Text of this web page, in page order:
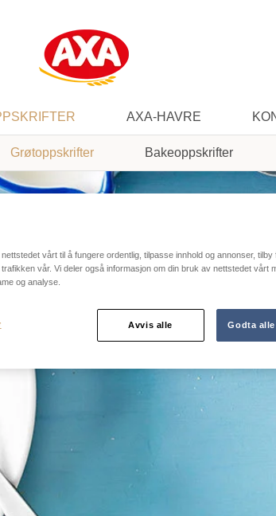
AXA-HAVRE
Grøtoppskrifter Bakeoppskrifter
vårt til å fungere ordentlig, tilpasse innhold og annonser, tilby
vår. Vi deler også informasjon om din bruk av nettstedet vårt
og analyse.
Avvis alle Godta